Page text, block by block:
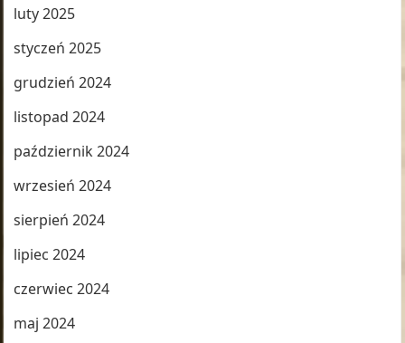
luty 2025
styczeń 2025
grudzień 2024
listopad 2024
październik 2024
wrzesień 2024
sierpień 2024
lipiec 2024
czerwiec 2024
maj 2024